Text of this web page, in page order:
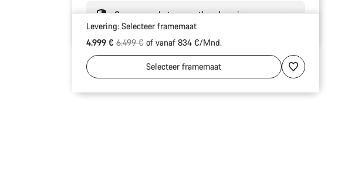
Geavanceerde transportbescherming
Levering: Selecteerframemaat
4.999 €Originele Prijs
6.499 €of vanaf 834 €/Mnd.
Selecteerframemaat